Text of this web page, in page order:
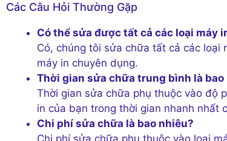
Các Câu Hỏi Thường Gặp
Có thể sửa được tất cả các loại máy
Có, chúng tôi sửa chữa tất cả các loại
máy in chuyên dụng.
Thời gian sửa chữa trung bình là bao
Thời gian sửa chữa phụ thuộc vào độ
in của bạn trong thời gian nhanh nhất
Chi phí sửa chữa là bao nhiêu?